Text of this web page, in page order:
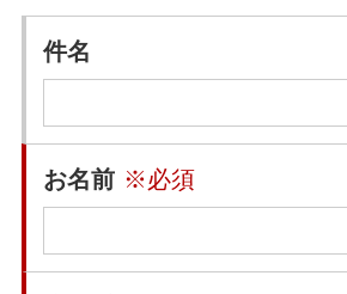
件名
お名前 ※必須